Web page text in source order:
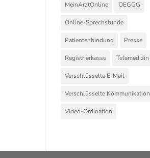
MeinArztOnline OEGGG
Online-Sprechstunde
Patientenbindung Presse
Registrierkasse Telemedizin
Verschlüsselte E-Mail
Verschlüsselte Kommunikation
Video-Ordination